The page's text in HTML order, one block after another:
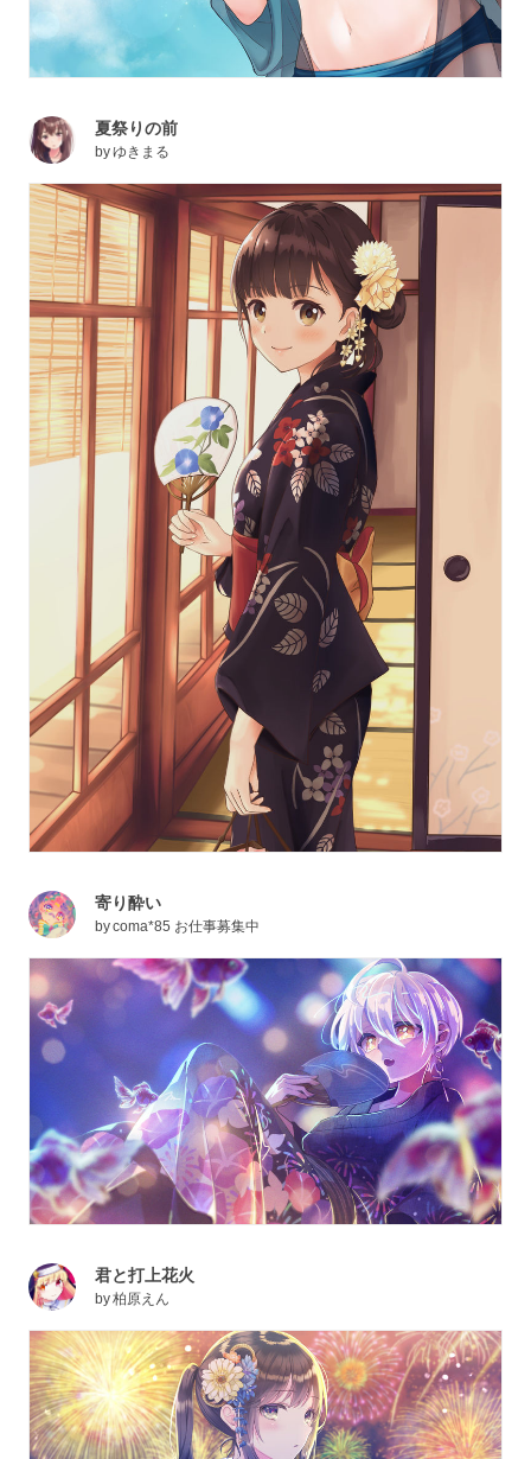
夏祭りの前
byゆきまる
寄り酔い
bycoma*85 お仕事募集中
君と打上花火
by柏原えん